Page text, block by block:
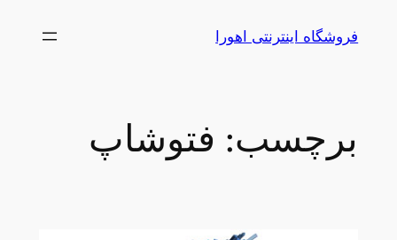
فروشگاه اینترنتی اهورا
برچسب: فتوشاپ